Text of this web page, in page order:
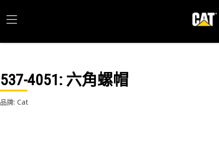
537-4051: 六角螺帽
品牌: Cat